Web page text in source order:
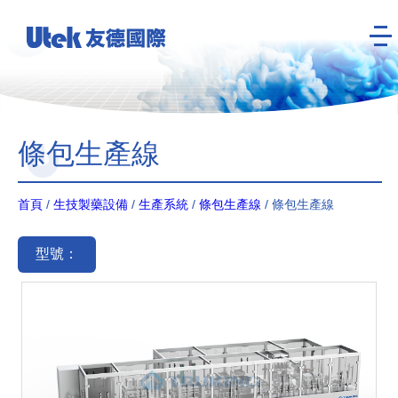
條包生產線
首頁 / 生技製藥設備 / 生產系統 / 條包生產線 / 條包生產線
型號：